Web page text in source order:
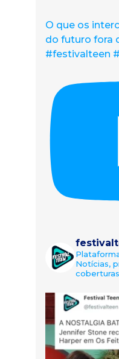
O que os
do futuro fora
#festivalteen
Notícias,